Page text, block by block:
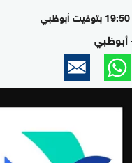
أبوظبي